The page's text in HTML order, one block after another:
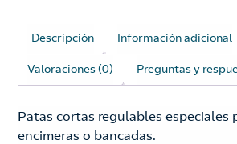
Descripción Información adicional
Valoraciones (0) Preguntas y
Patas cortas regulables especiales
encimeras o bancadas.